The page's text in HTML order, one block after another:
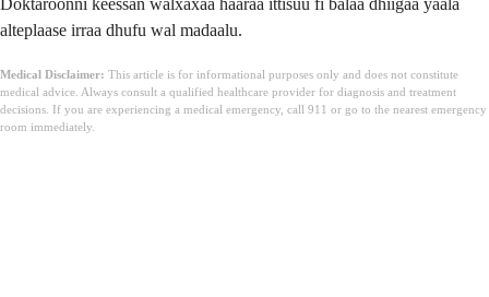
alteplaase irraa dhufu wal madaalu.
Medical Disclaimer: This article is for informational purposes only and does not constitute
medical advice. Always consult a qualified healthcare provider for diagnosis and treatment
decisions. If you are experiencing a medical emergency, call 911 or go to the nearest emergency
room immediately.